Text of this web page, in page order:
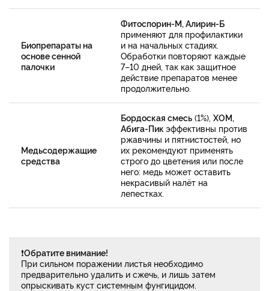
Биопрепараты на
основе сенной
палочки
Фитоспорин-М, Алирин-Б
применяют для профилактики
и на начальных стадиях.
Обработки повторяют каждые
7–10 дней, так как защитное
действие препаратов менее
продолжительно.
Медьсодержащие
средства
Бордоская смесь (1%), ХОМ,
Абига-Пик эффективны против
ржавчины и пятнистостей, но
их рекомендуют применять
строго до цветения или после
него: медь может оставить
некрасивый налёт на
лепестках.
❗Обратите внимание!
При сильном поражении листья необходимо
предварительно удалить и сжечь, и лишь затем
опрыскивать куст системным фунгицидом.